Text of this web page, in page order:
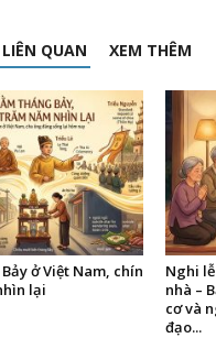
QUAN XEM THÊM
ở Việt Nam, chín
lại
Nghi
nhà –
cơ và
đạo...